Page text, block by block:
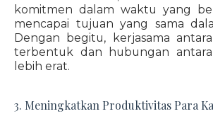
komitmen dalam waktu yang
mencapai tujuan yang sama
Dengan begitu, kerjasama
terbentuk dan hubungan antara
lebih erat.
3. Meningkatkan Produktivitas Para